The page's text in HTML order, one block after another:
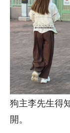
狗主李先生得
開。